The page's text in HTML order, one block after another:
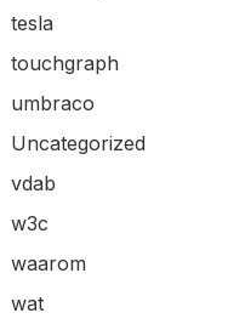
tesla
touchgraph
umbraco
Uncategorized
vdab
w3c
waarom
wat